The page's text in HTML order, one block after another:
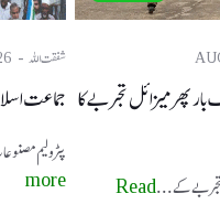
بار پھر میزائل تجربے کا
تجربے کے ...Read
شفقت اللہ
جماعت
پٹرولیم
more